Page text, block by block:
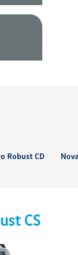
Robust CD
CS